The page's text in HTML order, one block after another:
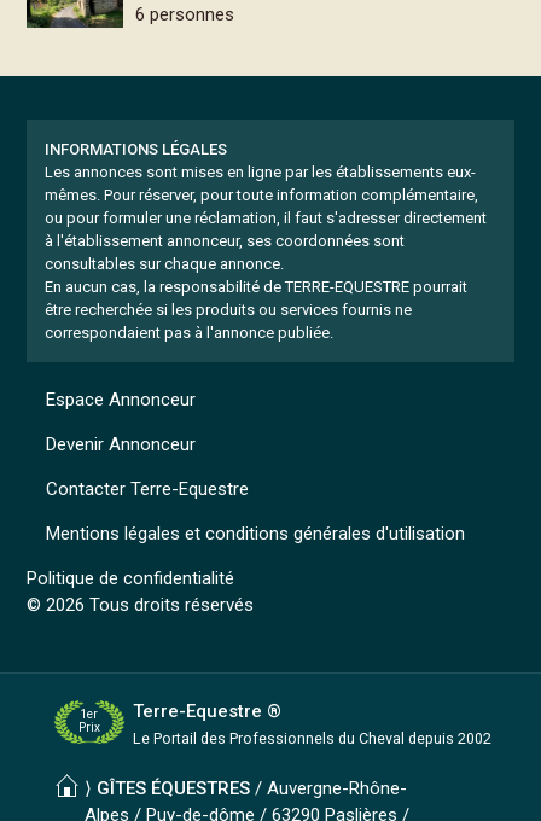
6 personnes
INFORMATIONS LÉGALES
Les annonces sont mises en ligne par les établissements eux-
mêmes. Pour réserver, pour toute information complémentaire,
ou pour formuler une réclamation, il faut s'adresser directement
à l'établissement annonceur, ses coordonnées sont
consultables sur chaque annonce.
En aucun cas, la responsabilité de TERRE-EQUESTRE pourrait
être recherchée si les produits ou services fournis ne
correspondaient pas à l'annonce publiée.
Mentions légales et conditions générales d'utilisation
Politique de confidentialité
© 2026 Tous droits réservés
Espace Annonceur
Devenir Annonceur
Contacter Terre-Equestre
1er
Prix
Terre-Equestre ®
Le Portail des Professionnels du Cheval depuis 2002
⟩ GÎTES ÉQUESTRES/ Auvergne-Rhône-
Alpes / Puy-de-dôme / 63290 Paslières /